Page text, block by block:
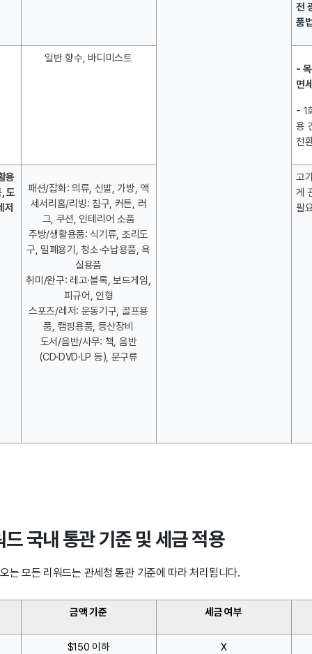
전
품
일반 향수, 바디미스트
-
면
- 1
용
전
용
도
저
패션/잡화: 의류, 신발, 가방, 액
세서리홈/리빙: 침구, 커튼, 러
그, 쿠션, 인테리어 소품
주방/생활용품: 식기류, 조리도
구, 밀폐용기, 청소·수납용품, 욕
실용품
취미/완구: 레고·블록, 보드게임,
피규어, 인형
스포츠/레저: 운동기구, 골프용
품, 캠핑용품, 등산장비
도서/음반/사무: 책, 음반
(CD·DVD·LP 등), 문구류
고
게
필
국내 통관 기준 및 세금 적용
는 모든 리워드는 관세청 통관 기준에 따라 처리됩니다.
금액 기준 세금 여부
$150 이하 X